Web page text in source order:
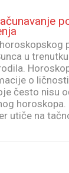
u
o
često nisu
utiče na